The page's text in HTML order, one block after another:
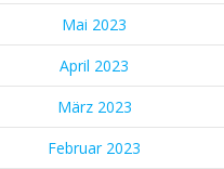
Mai 2023
April 2023
März 2023
Februar 2023